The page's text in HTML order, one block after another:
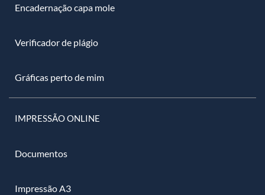
Encadernação capa mole
Verificador de plágio
Gráficas perto de mim
IMPRESSÃO ONLINE
Documentos
Impressão A3